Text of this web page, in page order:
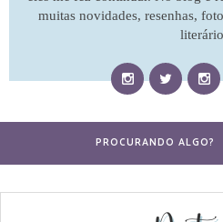
muitas novidades, resenhas,